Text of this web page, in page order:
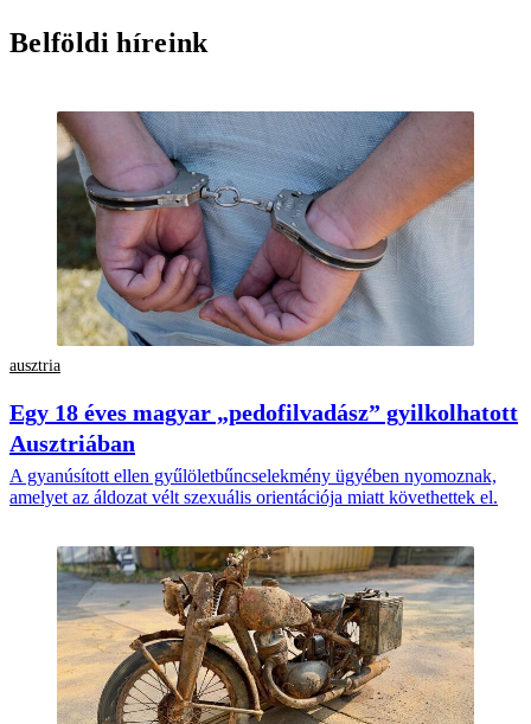
Belföldi híreink
ausztria
Egy 18 éves magyar „pedofilvadász” gyilkolhatott
Ausztriában
A gyanúsított ellen gyűlöletbűncselekmény ügyében nyomoznak,
amelyet az áldozat vélt szexuális orientációja miatt követhettek el.